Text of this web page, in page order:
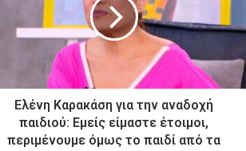
Ελένη Καρακάση για την αναδοχή
παιδιού: Εμείς είμαστε έτοιμοι,
περιμένουμε όμως το παιδί από τα